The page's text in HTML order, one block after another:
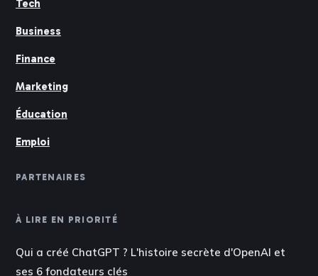
Tech
Business
Finance
Marketing
Éducation
Emploi
PARTENAIRES
À LIRE EN PRIORITÉ
Qui a créé ChatGPT ? L'histoire secrète d'OpenAI et
ses 6 fondateurs clés